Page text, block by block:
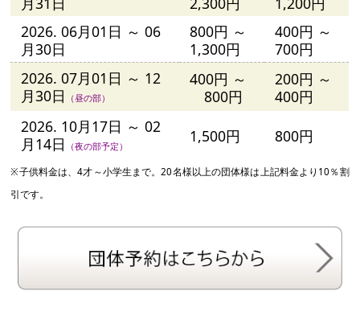
2026. 06月01日 ～ 06
月30日
800円 ～
1,300円
400円 ～
700円
2026. 07月01日 ～ 12
月30日
（昼の部）
400円 ～
800円
200円 ～
400円
2026. 10月17日 ～ 02
月14日
（夜の部予定）
1,500円 800円
※子供料金は、4才～小学生まで。20名様以上の団体様は上記料金より10％割
引です。